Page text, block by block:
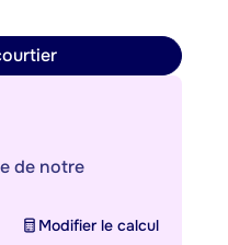
de notre
Modifier le calcul